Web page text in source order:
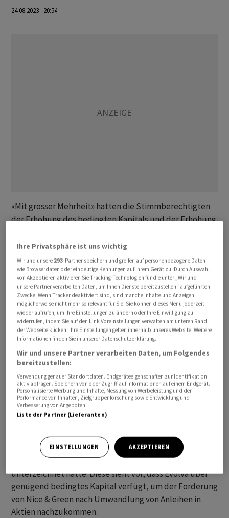
24.08.2023 20:54
«Mit grosser Mehrheit» hätten die Stimmberechtigten
der Erhöhung des bedingten Kapitals und der Erhöhung
Evolva am gleichen Abend mit. Der Ja-Stimmenanteil
bei der Erhöhung des bedingten Kapitals lag laut
Mitteilung bei 93,1 Prozent, derjenige bei der Erhöhung
der Obergrenze des Kapitalbandes bei 90,6 Prozent.
Damit ist der Weg für Evolva frei, 5,25 Millionen Franken
aus dem neuen Finanzierungsvertrag mit Nice & Green -
unter gewissen Einschränkungen - zu beziehen. Das
Rahmen der im Juni dieses Jahres begonnenen
umfassenden strategischen Überprüfung, die auch den
Verkauf des Unternehmens einschliesse, eine
alternative Finanzierungslösung zu finden, heisst es in
der Mitteilung weiter.
Die ausserordentliche Generalversammlung musste
einberufen werden, nachdem Evolva eine neue
Finanzierungsvereinbarung mit Nice & Green
unterzeichnet hatte. Diese sieht vor, dass Evolva über
genügend bedingtes Kapital verfügt, um der Forderung
von Nice & Green nach Umwandlung von Anleihen in
Aktien nachzukommen.
Ihre Privatsphäre ist uns wichtig
Wir und unsere 293-Partner speichern und greifen auf personenbezogene Daten
wie Browserdaten oder eindeutige Kennungen auf Ihrem Gerät zu. Durch Auswahl
von Akzeptieren aktivieren Sie Tracking-Technologien für die unter „Wir und
unsere Partner verarbeiten Daten, um Ihnen Dienste bereitzustellen“ aufgeführten
Zwecke. Wenn Tracker deaktiviert sind, sind manche Inhalte und Anzeigen
möglicherweise nicht mehr so relevant für Sie. Sie können dieses Menü jederzeit
wieder aufrufen, um Ihre Einstellungen zu ändern oder Ihre Einwilligung zu
widerrufen, indem Sie auf den Link Voreinstellungen verwalten am unteren Rand
der Webseite klicken. Ihre Einstellungen gelten innerhalb unseres Website. Weitere
Informationen finden Sie in unserer Datenschutzerklärung.
Wir und unsere Partner verarbeiten Daten, um Folgendes
bereitzustellen:
Verwendung genauer Standortdaten. Endgeräteeigenschaften zur Identifikation
aktiv abfragen. Speichern von oder Zugriff auf Informationen auf einem Endgerät.
Personalisierte Werbung und Inhalte, Messung von Werbeleistung und der
Performance von Inhalten, Zielgruppenforschung sowie Entwicklung und
Verbesserung von Angeboten.
Liste der Partner (Lieferanten)
EINSTELLUNGEN AKZEPTIEREN